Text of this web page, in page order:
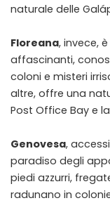
naturale delle
Floreana, invece,
affascinanti,
coloni e misteri
altre, offre una
Post Office Bay e
Genovesa,
paradiso degli
piedi azzurri,
radunano in